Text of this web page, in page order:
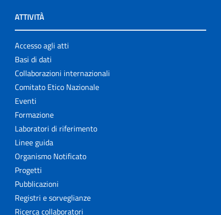
ATTIVITÀ
Accesso agli atti
Basi di dati
Collaborazioni internazionali
Comitato Etico Nazionale
Eventi
Formazione
Laboratori di riferimento
Linee guida
Organismo Notificato
Progetti
Pubblicazioni
Registri e sorveglianze
Ricerca collaboratori